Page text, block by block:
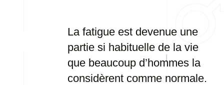
La fatigue est devenue une
partie si habituelle de la vie
que beaucoup d’hommes la
considèrent comme normale.